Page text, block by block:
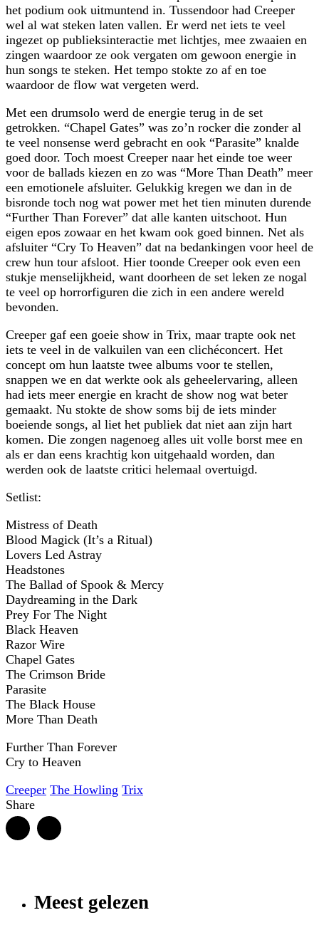
het podium ook uitmuntend in. Tussendoor had Creeper
wel al wat steken laten vallen. Er werd net iets te veel
ingezet op publieksinteractie met lichtjes, mee zwaaien en
zingen waardoor ze ook vergaten om gewoon energie in
hun songs te steken. Het tempo stokte zo af en toe
waardoor de flow wat vergeten werd.
Met een drumsolo werd de energie terug in de set
getrokken. “Chapel Gates” was zo’n rocker die zonder al
te veel nonsense werd gebracht en ook “Parasite” knalde
goed door. Toch moest Creeper naar het einde toe weer
voor de ballads kiezen en zo was “More Than Death” meer
een emotionele afsluiter. Gelukkig kregen we dan in de
bisronde toch nog wat power met het tien minuten durende
“Further Than Forever” dat alle kanten uitschoot. Hun
eigen epos zowaar en het kwam ook goed binnen. Net als
afsluiter “Cry To Heaven” dat na bedankingen voor heel de
crew hun tour afsloot. Hier toonde Creeper ook even een
stukje menselijkheid, want doorheen de set leken ze nogal
te veel op horrorfiguren die zich in een andere wereld
bevonden.
Creeper gaf een goeie show in Trix, maar trapte ook net
iets te veel in de valkuilen van een clichéconcert. Het
concept om hun laatste twee albums voor te stellen,
snappen we en dat werkte ook als geheelervaring, alleen
had iets meer energie en kracht de show nog wat beter
gemaakt. Nu stokte de show soms bij de iets minder
boeiende songs, al liet het publiek dat niet aan zijn hart
komen. Die zongen nagenoeg alles uit volle borst mee en
als er dan eens krachtig kon uitgehaald worden, dan
werden ook de laatste critici helemaal overtuigd.
Setlist:
Mistress of Death
Blood Magick (It’s a Ritual)
Lovers Led Astray
Headstones
The Ballad of Spook & Mercy
Daydreaming in the Dark
Prey For The Night
Black Heaven
Razor Wire
Chapel Gates
The Crimson Bride
Parasite
The Black House
More Than Death
Further Than Forever
Cry to Heaven
Creeper The Howling Trix
Share
Meest gelezen